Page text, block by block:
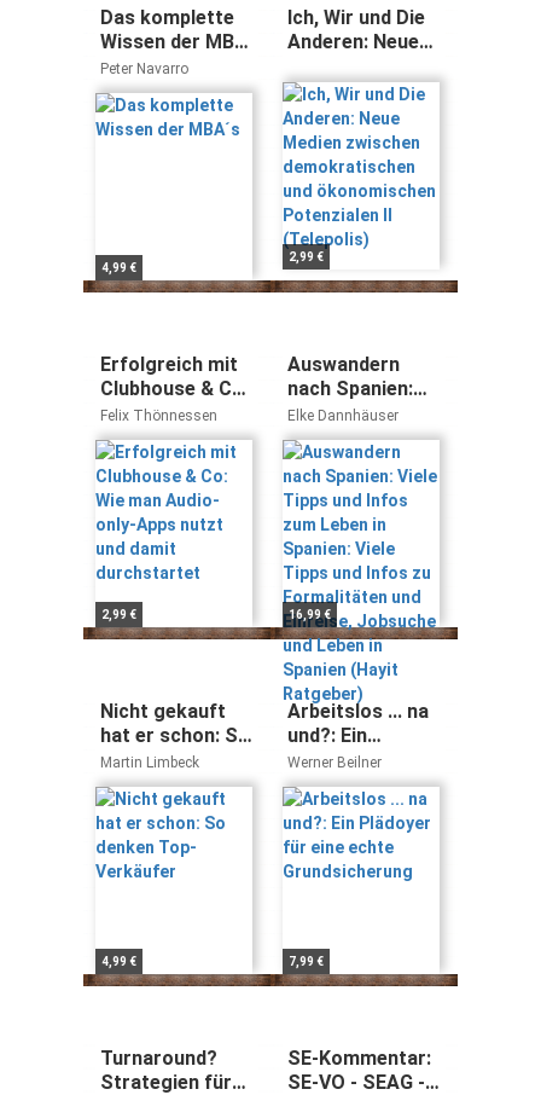
Das komplette
Wissen der MBA
´s
Peter Navarro
4,99 €
Ich, Wir und Die
Anderen: Neue
zwischen
demokratischen
und
ökonomischen
Potenzialen II
(Telepolis)
2,99 €
Erfolgreich mit
Clubhouse & Co:
Wie man Audio-
only-Apps nutzt
und damit
durchstartet
Felix Thönnessen
2,99 €
Auswandern
nach Spanien:
Viele Tipps und
Infos zum Leben
in Spanien: Viele
Tipps und Infos
zu Formalitäten
und Einreise,
Jobsuche und
Leben in Spanien
(Hayit Ratgeber)
Elke Dannhäuser
16,99 €
Nicht gekauft
hat er schon: So
denken Top-
Verkäufer
Martin Limbeck
4,99 €
Arbeitslos ... na
und?: Ein
Plädoyer für
eine echte
Grundsicherung
Werner Beilner
7,99 €
Turnaround?
Strategien für
SE-Kommentar:
SE-VO - SEAG -